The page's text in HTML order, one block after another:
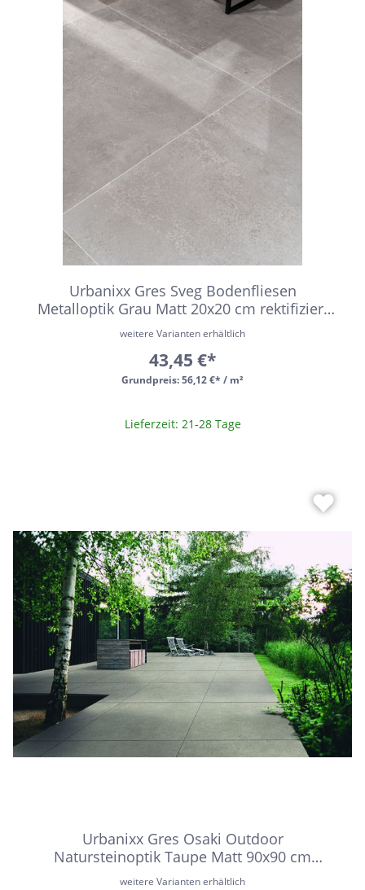
Urbanixx Gres Sveg Bodenfliesen
Metalloptik Grau Matt 20x20 cm rektifiziert
R9
Grundpreis:56,12 €* / m²
weitere Varianten erhältlich
43,45 €*
Lieferzeit: 21-28 Tage
Urbanixx Gres Osaki Outdoor
Natursteinoptik Taupe Matt 90x90 cm
rektifiziert R11
weitere Varianten erhältlich